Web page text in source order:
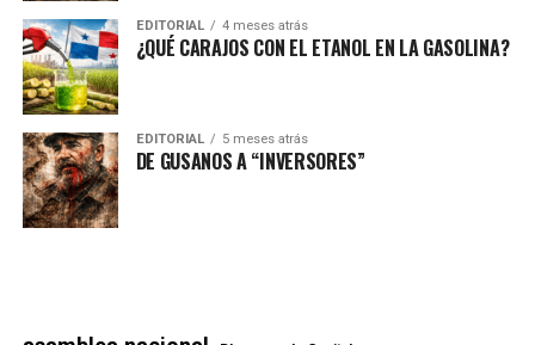
EDITORIAL 4 meses atrás
¿QUÉ CARAJOS CON EL ETANOL EN LA GASOLINA?
EDITORIAL 5 meses atrás
DE GUSANOS A “INVERSORES”